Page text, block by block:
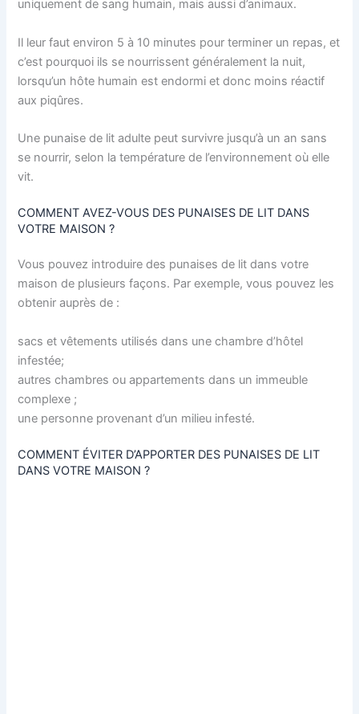
uniquement de sang humain, mais aussi d’animaux.
Il leur faut environ 5 à 10 minutes pour terminer un repas, et
c’est pourquoi ils se nourrissent généralement la nuit,
lorsqu’un hôte humain est endormi et donc moins réactif
aux piqûres.
Une punaise de lit adulte peut survivre jusqu’à un an sans
se nourrir, selon la température de l’environnement où elle
vit.
COMMENT AVEZ-VOUS DES PUNAISES DE LIT DANS
VOTRE MAISON ?
Vous pouvez introduire des punaises de lit dans votre
maison de plusieurs façons. Par exemple, vous pouvez les
obtenir auprès de :
sacs et vêtements utilisés dans une chambre d’hôtel
infestée;
autres chambres ou appartements dans un immeuble
complexe ;
une personne provenant d’un milieu infesté.
COMMENT ÉVITER D’APPORTER DES PUNAISES DE LIT
DANS VOTRE MAISON ?